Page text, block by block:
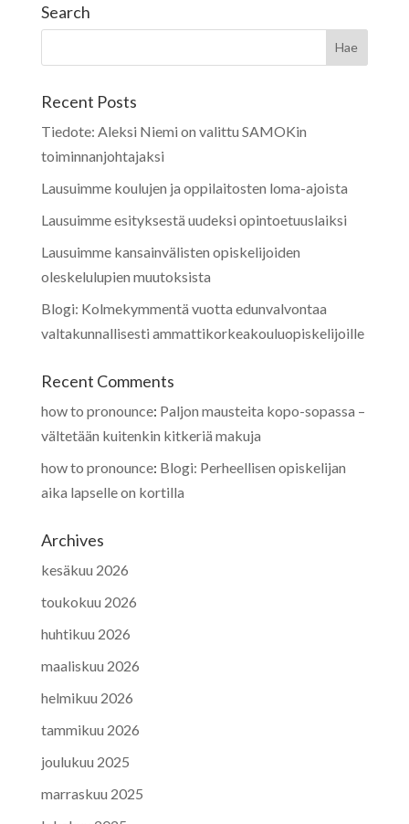
Search
Recent Posts
Tiedote: Aleksi Niemi on valittu SAMOKin
toiminnanjohtajaksi
Lausuimme koulujen ja oppilaitosten loma-ajoista
Lausuimme esityksestä uudeksi opintoetuuslaiksi
Lausuimme kansainvälisten opiskelijoiden
oleskelulupien muutoksista
Blogi: Kolmekymmentä vuotta edunvalvontaa
valtakunnallisesti ammattikorkeakouluopiskelijoille
Recent Comments
how to pronounce: Paljon mausteita kopo-sopassa –
vältetään kuitenkin kitkeriä makuja
how to pronounce: Blogi: Perheellisen opiskelijan
aika lapselle on kortilla
Archives
kesäkuu 2026
toukokuu 2026
huhtikuu 2026
maaliskuu 2026
helmikuu 2026
tammikuu 2026
joulukuu 2025
marraskuu 2025